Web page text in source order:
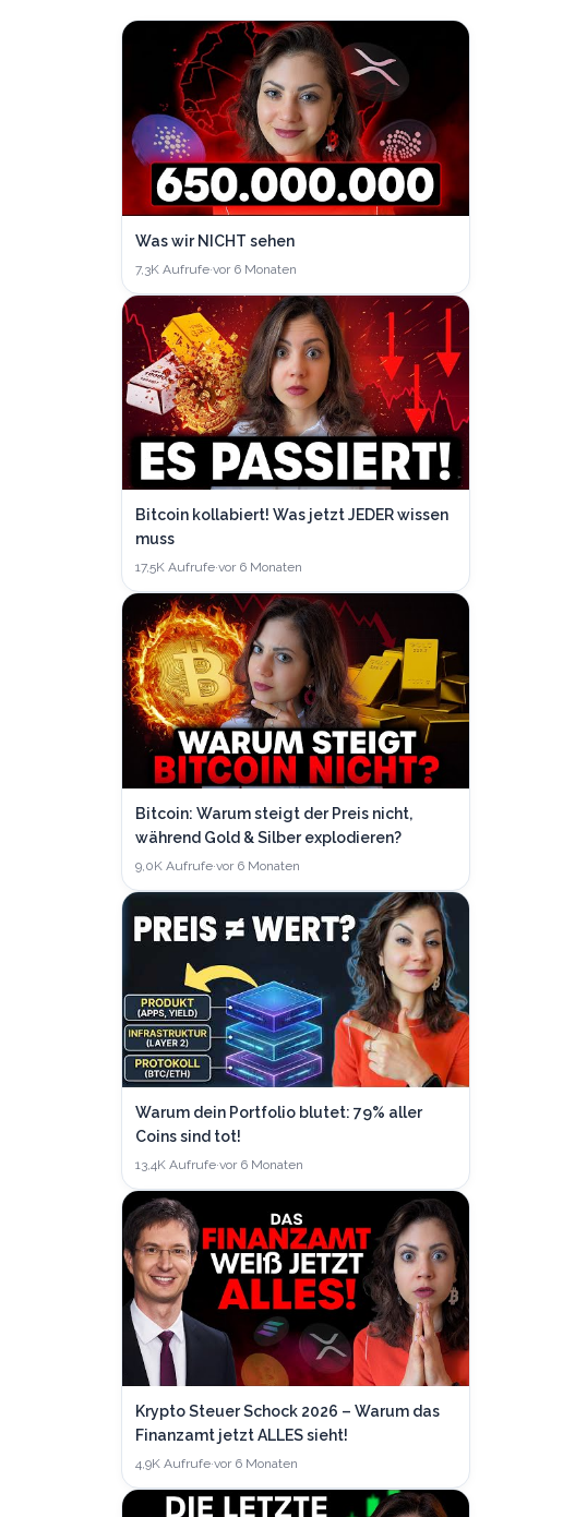
Was wir NICHT sehen
7,3K Aufrufe·vor 6 Monaten
Bitcoin kollabiert! Was jetzt JEDER wissen
muss
17,5K Aufrufe·vor 6 Monaten
Bitcoin: Warum steigt der Preis nicht,
während Gold & Silber explodieren?
9,0K Aufrufe·vor 6 Monaten
Warum dein Portfolio blutet: 79% aller
Coins sind tot!
13,4K Aufrufe·vor 6 Monaten
Krypto Steuer Schock 2026 – Warum das
Finanzamt jetzt ALLES sieht!
4,9K Aufrufe·vor 6 Monaten